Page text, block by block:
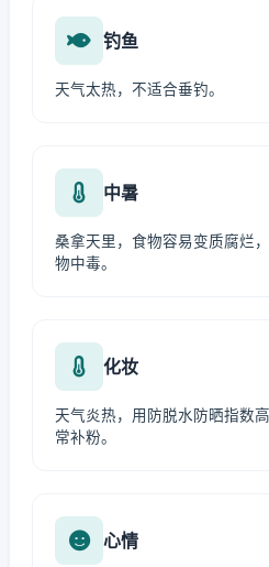
钓鱼
天气太热，不适合垂钓。
中暑
桑拿天里，食物容易变质腐烂
物中毒。
化妆
天气炎热，用防脱水防晒指数
常补粉。
心情